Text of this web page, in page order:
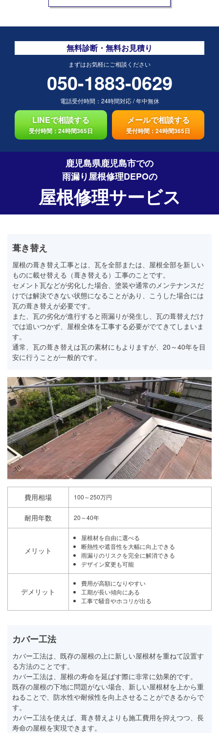
無料診断・無料お見積り
まずはお気軽にご相談ください
050-1883-0629
電話受付時間： 24時間対応/年中無休
LINEで相談する
受付時間：24時間365日
メールで相談する
受付時間：24時間365日
鹿児島県鹿児島市での
雨漏り屋根修理DEPOの
屋根修理サービス
葺き替え
屋根の葺き替え工事とは、瓦を全部または、屋根全部を新しい
ものに載せ替える（葺き替える）工事のことです。
セメント瓦などが劣化した場合、塗装や通常のメンテナンスだ
けでは解決できない状態になることがあり、こうした場合には
瓦の葺き替えが必要です。
また、瓦の劣化が進行すると雨漏りが発生し、瓦の葺替えだけ
では追いつかず、屋根全体を工事する必要がでてきてしまいま
す。
通常、瓦の葺き替えは瓦の素材にもよりますが、20～40年を目
安に行うことが一般的です。
費用相場 100～250万円
耐用年数 20～40年
メリット
屋根材を自由に選べる
断熱性や遮音性を大幅に向上できる
雨漏りのリスクを完全に解消できる
デザイン変更も可能
デメリット
費用が高額になりやすい
工期が長い傾向にある
工事で騒音やホコリが出る
カバー工法
カバー工法は、既存の屋根の上に新しい屋根材を重ねて設置す
る方法のことです。
カバー工法は、屋根の寿命を延ばす際に非常に効果的です。
既存の屋根の下地に問題がない場合、新しい屋根材を上から重
ねることで、防水性や耐候性を向上させることができるからで
す。
カバー工法を使えば、葺き替えよりも施工費用を抑えつつ、長
寿命の屋根を実現できます。